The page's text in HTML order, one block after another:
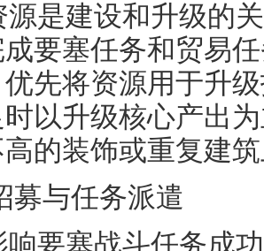
源是建设和升级的
要塞任务和贸易
先将资源用于升
以升级核心产出
的装饰或重复建
募与任务派遣
响要塞战斗任务成